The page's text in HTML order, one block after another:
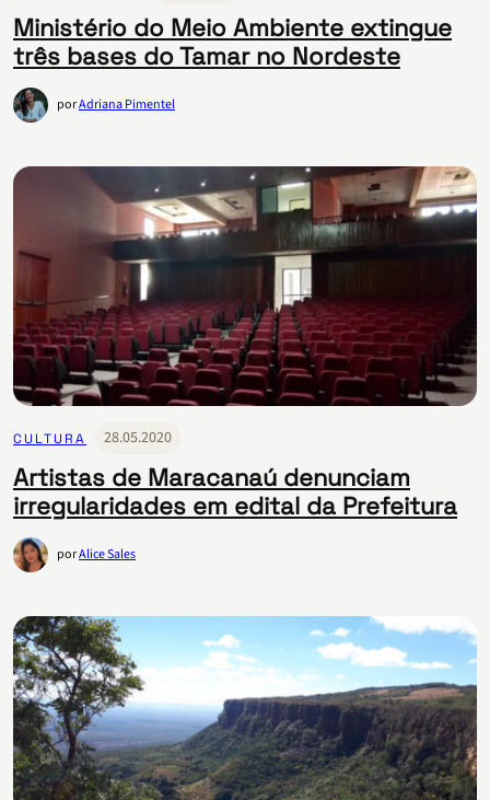
Ministério do Meio Ambiente extingue
três bases do Tamar no Nordeste
porAdriana Pimentel
CULTURA 28.05.2020
Artistas de Maracanaú denunciam
irregularidades em edital da Prefeitura
porAlice Sales